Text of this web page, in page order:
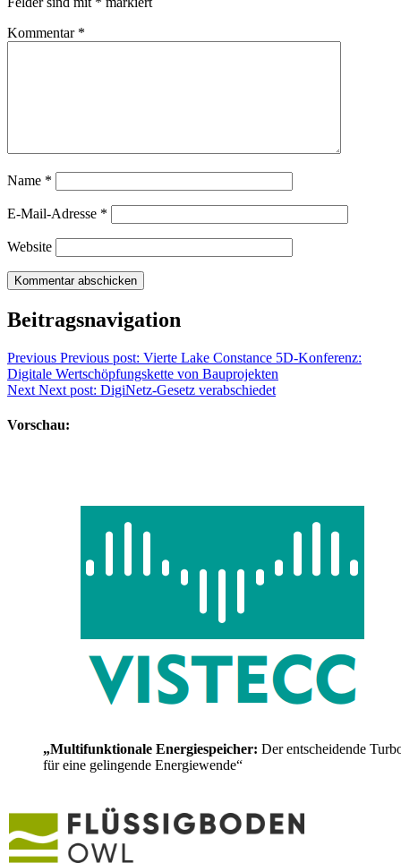
Kommentar *
Name *
E-Mail-Adresse *
Website
Beitragsnavigation
Previous Previous post: Vierte Lake Constance 5D-Konferenz:
Digitale Wertschöpfungskette von Bauprojekten
Next Next post: DigiNetz-Gesetz verabschiedet
Vorschau:
„Multifunktionale Energiespeicher: Der entscheidende
für eine gelingende Energiewende“